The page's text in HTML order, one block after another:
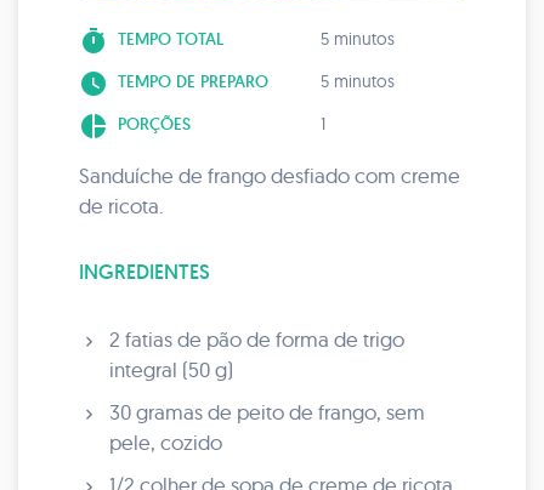
timer TEMPO TOTAL 5 minutos
watch_later TEMPO DE PREPARO 5 minutos
pie_chart PORÇÕES 1
Sanduíche de frango desfiado com creme
de ricota.
INGREDIENTES
2 fatias de pão de forma de trigo
integral (50 g)
30 gramas de peito de frango, sem
pele, cozido
1/2 colher de sopa de creme de ricota